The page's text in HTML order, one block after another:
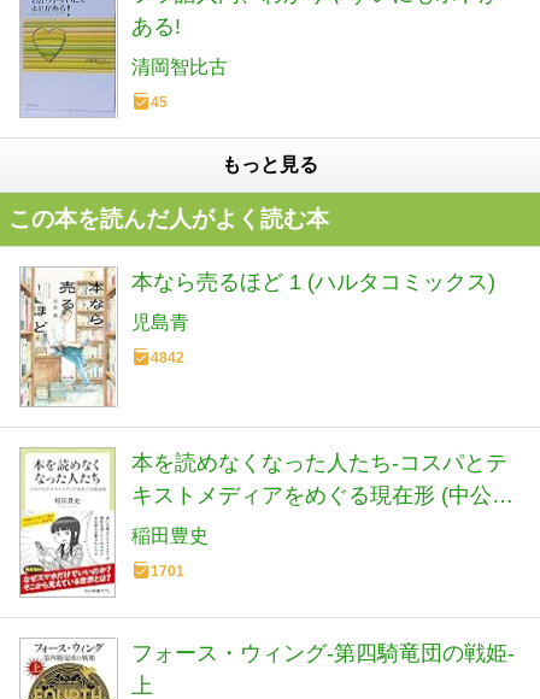
ある!
清岡智比古
45
もっと見る
この本を読んだ人がよく読む本
本なら売るほど 1 (ハルタコミックス)
児島青
4842
本を読めなくなった人たち-コスパとテ
キストメディアをめぐる現在形 (中公新
書ラクレ 861)
稲田豊史
1701
フォース・ウィング-第四騎竜団の戦姫-
上